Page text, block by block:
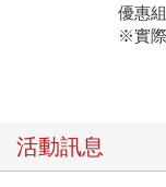
優惠
※實
活動訊息